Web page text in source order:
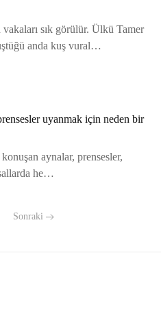
sık görülür. Ülkü Tamer
anda kuş vural…
uyanmak için neden bir
aynalar, prensesler,
he…
Sonraki